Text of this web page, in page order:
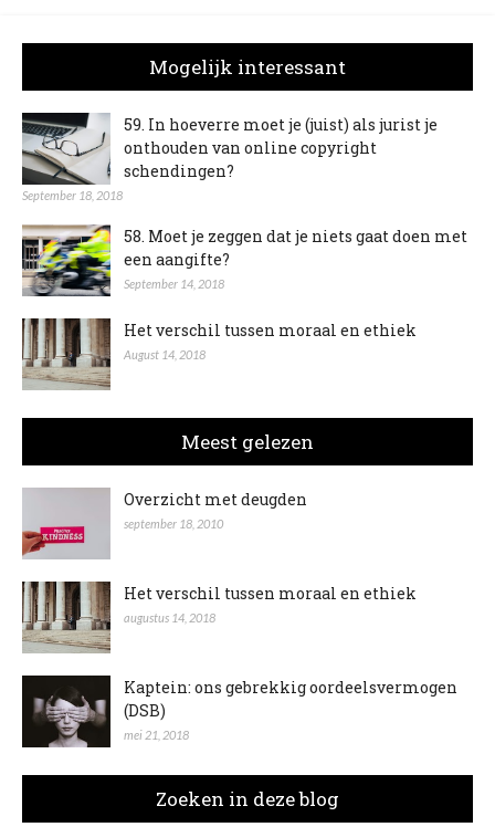
Mogelijk interessant
59. In hoeverre moet je (juist) als jurist je
onthouden van online copyright
schendingen?
September 18, 2018
58. Moet je zeggen dat je niets gaat doen met
een aangifte?
September 14, 2018
Het verschil tussen moraal en ethiek
August 14, 2018
Meest gelezen
Overzicht met deugden
september 18, 2010
Het verschil tussen moraal en ethiek
augustus 14, 2018
Kaptein: ons gebrekkig oordeelsvermogen
(DSB)
mei 21, 2018
Zoeken in deze blog